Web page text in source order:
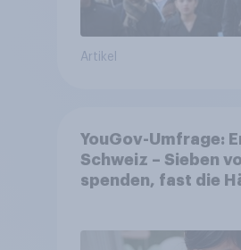
Artikel
YouGov-Umfrage:
Schweiz – Sieben
spenden, fast die